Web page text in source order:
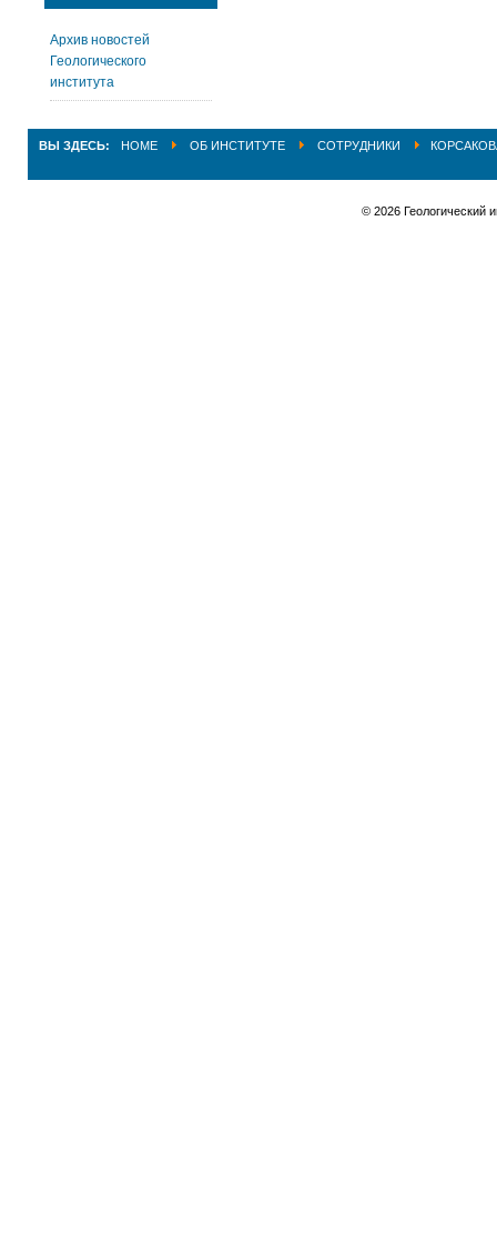
Архив новостей
Геологического
института
ВЫ ЗДЕСЬ: HOME ОБ ИНСТИТУТЕ СОТРУДНИКИ
© 2026 Геологический